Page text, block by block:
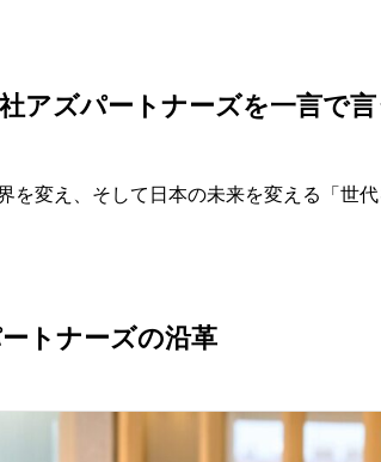
アズパートナーズを一言で言
を変え、そして日本の未来を変える「世
トナーズの沿革